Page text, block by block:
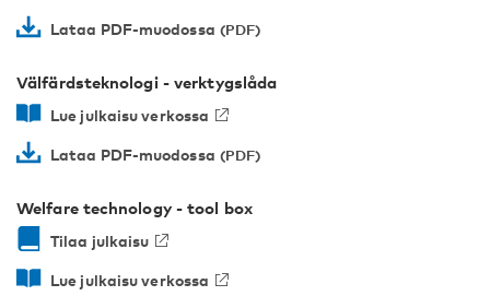
Lataa PDF-muodossa
Välfärdsteknologi - verktygslåda
Lue julkaisu verkossa
Lataa PDF-muodossa
Welfare technology - tool box
Tilaa julkaisu
Lue julkaisu verkossa